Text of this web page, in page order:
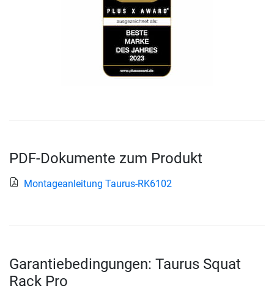
PDF-Dokumente zum Produkt
Montageanleitung Taurus-RK6102
Garantiebedingungen: Taurus Squat
Rack Pro